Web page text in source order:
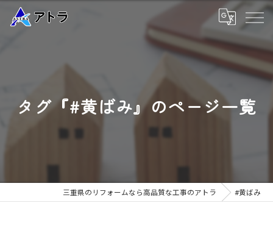
タグ『#黄ばみ』のページ一覧
三重県のリフォームなら高品質な工事のアトラ #黄ばみ